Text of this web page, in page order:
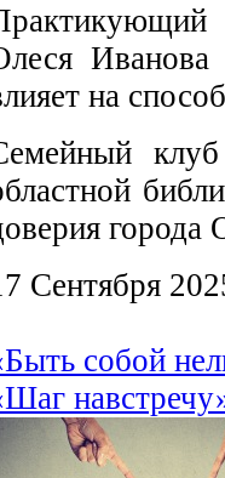
Иванова
на
города
Сентября
собой